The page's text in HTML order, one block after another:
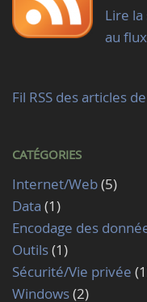
Lire
au
Fil RSS des articles
CATÉGORIES
Internet/Web(5)
Data (1)
Encodage des
Outils(1)
Sécurité/Vie privée
Windows(2)